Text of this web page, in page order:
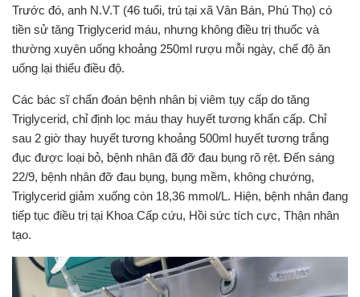
Trước đó, anh N.V.T (46 tuổi, trú tại xã Vân Bán, Phú Thọ) có
tiền sử tăng Triglycerid máu, nhưng không điều trị thuốc và
thường xuyên uống khoảng 250ml rượu mỗi ngày, chế độ ăn
uống lại thiếu điều độ.
Các bác sĩ chẩn đoán bệnh nhân bị viêm tụy cấp do tăng
Triglycerid, chỉ định lọc máu thay huyết tương khẩn cấp. Chỉ
sau 2 giờ thay huyết tương khoảng 500ml huyết tương trắng
đục được loại bỏ, bệnh nhân đã đỡ đau bụng rõ rệt. Đến sáng
22/9, bệnh nhân đỡ đau bụng, bụng mềm, không chướng,
Triglycerid giảm xuống còn 18,36 mmol/L. Hiện, bệnh nhân đang
tiếp tục điều trị tại Khoa Cấp cứu, Hồi sức tích cực, Thận nhân
tạo.